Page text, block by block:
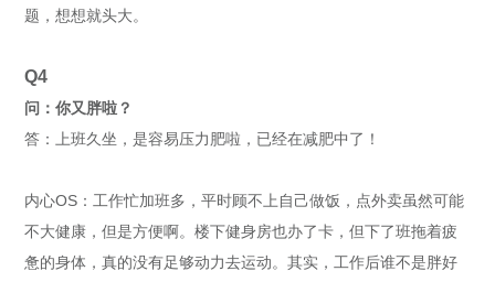
题，想想就头大。
Q4
问：你又胖啦？
答：上班久坐，是容易压力肥啦，已经在减肥中了！
内心OS：工作忙加班多，平时顾不上自己做饭，点外卖虽然可能
不大健康，但是方便啊。楼下健身房也办了卡，但下了班拖着疲
惫的身体，真的没有足够动力去运动。其实，工作后谁不是胖好